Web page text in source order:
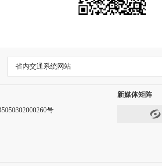
省内交通系统网站
号
新媒体矩阵